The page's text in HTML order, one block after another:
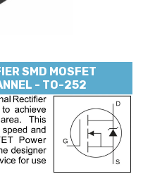
SMD MOSFET
- TO-252